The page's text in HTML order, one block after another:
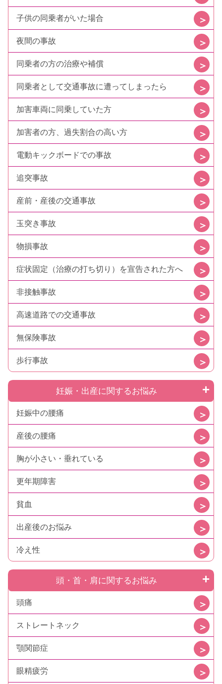
子供の同乗者がいた場合
夜間の事故
同乗者の方の治療や補償
同乗者として交通事故に遭ってしまったら
加害車両に同乗していた方
加害者の方、過失割合の高い方
電動キックボードでの事故
追突事故
産前・産後の交通事故
玉突き事故
物損事故
症状固定（治療の打ち切り）を宣告された方へ
非接触事故
高速道路での交通事故
無保険事故
歩行事故
妊娠・出産に関するお悩み
妊娠中の腰痛
産後の腰痛
胸が小さい・垂れている
更年期障害
貧血
出産後のお悩み
冷え性
頭・首・肩に関するお悩み
頭痛
ストレートネック
顎関節症
眼精疲労